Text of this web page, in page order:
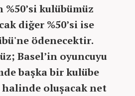
kulübümüz
diğer %50’si ise
ödenecektir.
Basel’in oyuncuyu
başka bir kulübe
oluşacak net